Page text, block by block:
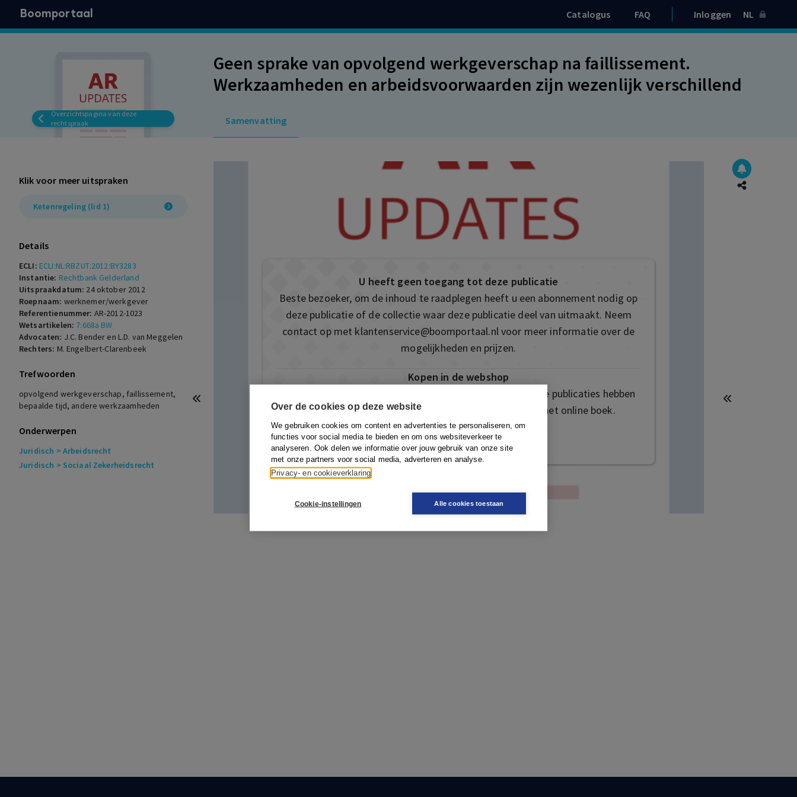
Over de cookies op deze website
We gebruiken cookies om content en advertenties te personaliseren, om
functies voor social media te bieden en om ons websiteverkeer te
analyseren. Ook delen we informatie over jouw gebruik van onze site
met onze partners voor social media, adverteren en analyse.
Privacy- en cookieverklaring
Cookie-instellingen Alle cookies toestaan
Boomportaal Catalogus FAQ Inloggen NL
Overzichtspagina van deze
rechtspraak
Geen sprake van opvolgend werkgeverschap na faillissement.
Werkzaamheden en arbeidsvoorwaarden zijn wezenlijk verschillend
Samenvatting
Klik voor meer uitspraken
Ketenregeling (lid 1)
Details
ECLI: ECLI:NL:RBZUT:2012:BY3283
Instantie: Rechtbank Gelderland
Uitspraakdatum: 24 oktober 2012
Roepnaam: werknemer/werkgever
Referentienummer: AR-2012-1023
Wetsartikelen: 7:668a BW
Advocaten: J.C. Bender en L.D. van Meggelen
Rechters: M. Engelbert-Clarenbeek
Trefwoorden
opvolgend werkgeverschap, faillissement,
bepaalde tijd, andere werkzaamheden
Onderwerpen
Juridisch > Arbeidsrecht
Juridisch > Sociaal Zekerheidsrecht
U heeft geen toegang tot deze publicatie
Beste bezoeker, om de inhoud te raadplegen heeft u een abonnement nodig op
deze publicatie of de collectie waar deze publicatie deel van uitmaakt. Neem
contact op met klantenservice@boomportaal.nlvoor meer informatie over de
mogelijkheden en prijzen.
Kopen in de webshop
Deze publicatie is ook te vinden in onze webshop. Sommige publicaties hebben
ook de mogelijkheid om direct toegang te kopen tot het online boek.
Naar de webshop